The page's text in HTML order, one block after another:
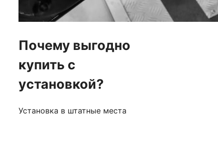
Почему выгодно
купить с
установкой?
Установка в штатные места